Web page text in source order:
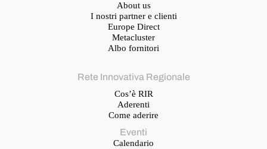
About us
I nostri partner e clienti
Europe Direct
Metacluster
Albo fornitori
Rete Innovativa Regionale
Cos’è RIR
Aderenti
Come aderire
Eventi
Calendario